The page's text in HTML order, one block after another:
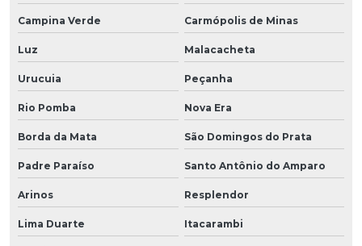
Campina Verde Carmópolis de Minas
Luz Malacacheta
Urucuia Peçanha
Rio Pomba Nova Era
Borda da Mata São Domingos do Prata
Padre Paraíso Santo Antônio do Amparo
Arinos Resplendor
Lima Duarte Itacarambi